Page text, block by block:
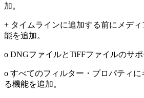
加。
+ タイムラインに追加する前にメデ
能を追加。
o DNGファイルとTiFFファイルのサポ
o すべてのフィルター・プロパティ
る機能を追加。